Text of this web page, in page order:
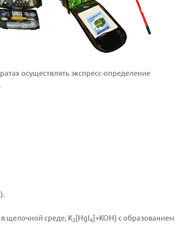
осуществлять экспресс-определение
щелочной среде, K2[HgI4]+KOH) с образованием